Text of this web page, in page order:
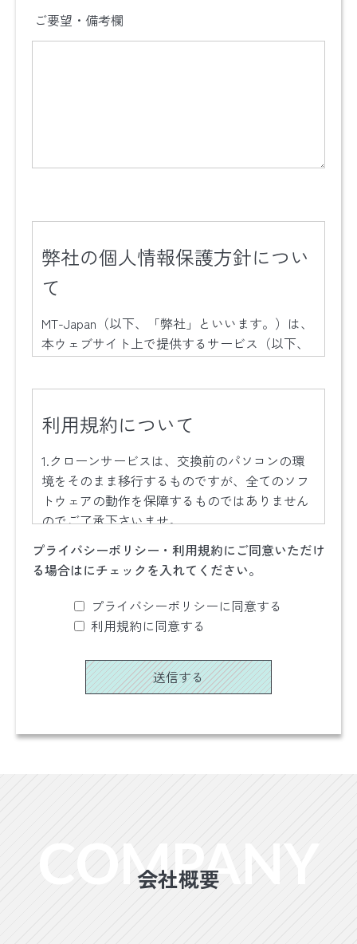
ご要望・備考欄
弊社の個人情報保護方針につい
て
MT-Japan（以下、「弊社」といいます。）は、
本ウェブサイト上で提供するサービス（以下、
「本サービス」といいます。）における，ユー
ー」といいます。）を定めます。
第1条（個人情報）
「個人情報」とは，個人情報保護法にいう
「個人情報」を指すものとし、生存する個人
に関する情報であって、当該情報に含まれる
氏名、生年月日，住所、電話番号、連絡先そ
の他の記述等により特定の個人を識別できる
及び健康保険証の保険者番号などの当該情報
単体から特定の個人を識別できる情報（個人
第2条（個人情報の収集方法）
名、生年月日、住所、電話番号、メールアド
号、運転免許証番号などの個人情報をお尋ね
の提携先（情報提供元、広告主、広告配信先
などを含みます。以下、｢提携先｣といいま
す。）などから収集することがあります。
利用規約について
1.クローンサービスは、交換前のパソコンの環
境をそのまま移行するものですが、全てのソフ
トウェアの動作を保障するものではありません
のでご了承下さいませ。
2.弊社での作業内容の基本保証は1週間、SSDの
部品保証期間は6ヶ月となります。6ヶ月以降の
不具合につきましてはSSDメーカーの保証基準
に則りますので、各メーカーにご連絡下さいま
3.ドライブ交換を行うことで、パソコンメーカ
ーでの修理保証が受けられなくなることがござ
ご了承下さいませ。
4.修理をご希望の場合は、弊社で診断し、お見
ます。
※修理了承後のキャンセルはお受けできません
のでご了承下さいませ。
プライバシーポリシー・利用規約にご同意いただけ
る場合はにチェックを入れてください。
プライバシーポリシーに同意する
利用規約に同意する
会社概要